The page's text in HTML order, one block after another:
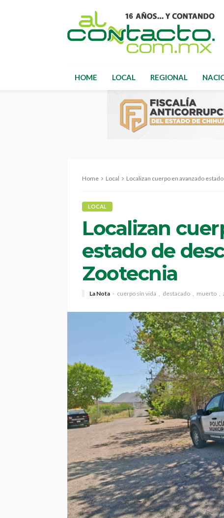
HOME LOCAL REGIONAL
Home Local Localizan cuerpo en avanzado
LOCAL
Localizan
estado de
Zootecnia
La Nota cuerpo sin vida destacado muerto